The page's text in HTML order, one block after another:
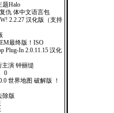
题Halo
仇 体中文语言包
2.2.27 汉化版（支持
最终版！ISO
Plug-In 2.0.11.15 汉化
主演 钟丽缇
0
世界地图 破解版 ！
除版